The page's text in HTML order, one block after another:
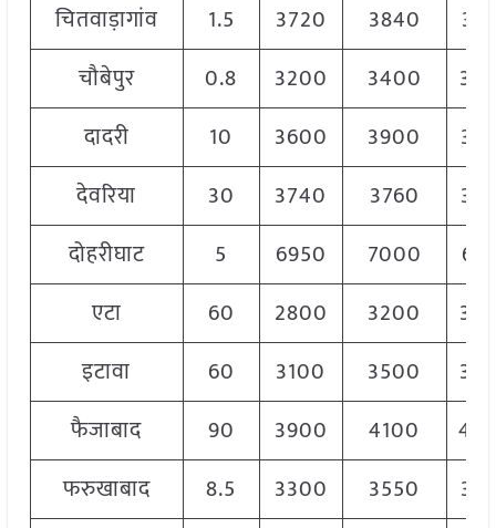
चितवाड़ागांव
1.5 3720 3840
चौबेपुर
0.8 3200 3400
दादरी
10 3600 3900
देवरिया
30 3740 3760
दोहरीघाट
5 6950 7000
एटा
60 2800 3200
इटावा
60 3100 3500
फैजाबाद
90 3900 4100
फरुखाबाद
8.5 3300 3550